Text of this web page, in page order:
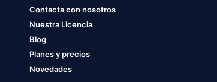
Contacta con nosotros
Nuestra Licencia
Blog
Planes y precios
Novedades